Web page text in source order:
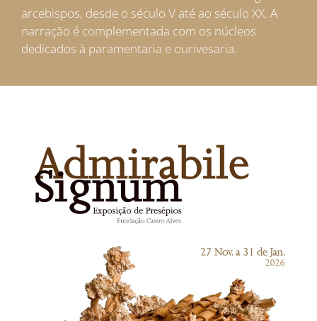
arcebispos, desde o século V até ao século XX. A
narração é complementada com os núcleos
dedicados à paramentaria e ourivesaria.